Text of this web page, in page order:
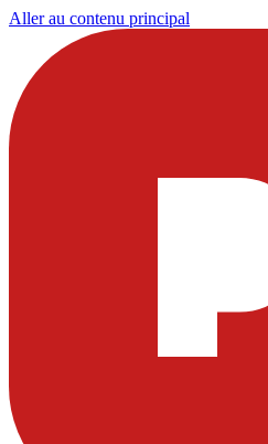
Aller au contenu principal